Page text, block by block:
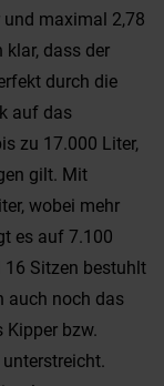
und maximal 2,78
dass der
durch die
auf das
zu 17.000 Liter,
gilt. Mit
wobei mehr
es auf 7.100
Sitzen bestuhlt
auch noch das
Kipper bzw.